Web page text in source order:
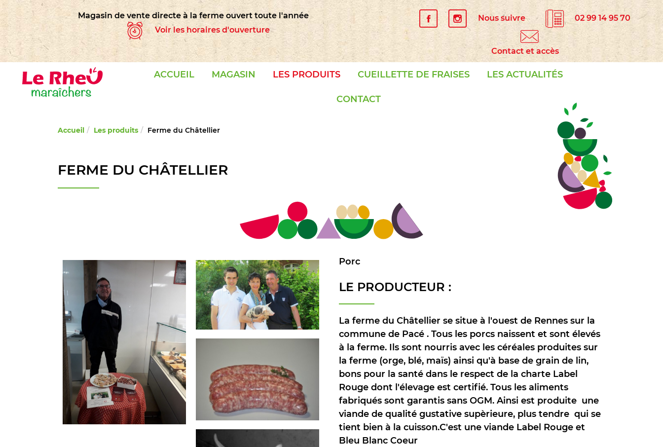
Magasin de vente directe à la ferme ouvert toute l'année
Voir les horaires d'ouverture
Nous suivre 02 99 14 95 70
Contact et accès
ACCUEIL MAGASIN LES PRODUITS CUEILLETTE DE FRAISES LES ACTUALITÉS
CONTACT
Accueil Les produits Ferme du Châtellier
FERME DU CHÂTELLIER
Porc
LE PRODUCTEUR :
La ferme du Châtellier se situe à l'ouest de Rennes sur la
commune de Pacé . Tous les porcs naissent et sont élevés
à la ferme. Ils sont nourris avec les céréales produites sur
la ferme (orge, blé, maïs) ainsi qu'à base de grain de lin,
bons pour la santé dans le respect de la charte Label
Rouge dont l'élevage est certifié. Tous les aliments
fabriqués sont garantis sans OGM. Ainsi est produite une
viande de qualité gustative supèrieure, plus tendre qui se
tient bien à la cuisson.C'est une viande Label Rouge et
Bleu Blanc Coeur
Panneau de gestion des cookies